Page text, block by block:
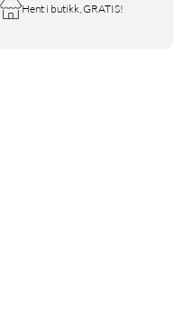
Hent i butikk, GRATIS!